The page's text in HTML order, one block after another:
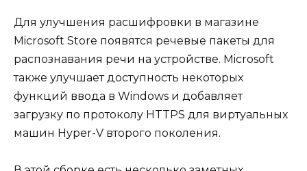
Для улучшения расшифровки в магазине
Microsoft Store появятся речевые пакеты для
распознавания речи на устройстве. Microsoft
также улучшает доступность некоторых
функций ввода в Windows и добавляет
загрузку по протоколу HTTPS для виртуальных
машин Hyper-V второго поколения.